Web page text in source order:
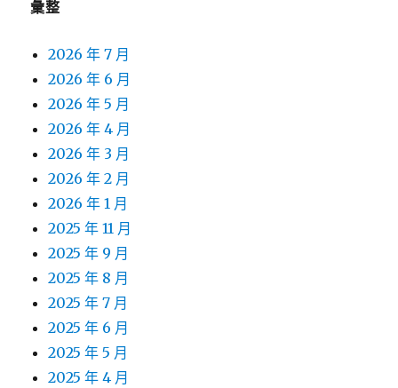
彙整
2026 年 7 月
2026 年 6 月
2026 年 5 月
2026 年 4 月
2026 年 3 月
2026 年 2 月
2026 年 1 月
2025 年 11 月
2025 年 9 月
2025 年 8 月
2025 年 7 月
2025 年 6 月
2025 年 5 月
2025 年 4 月